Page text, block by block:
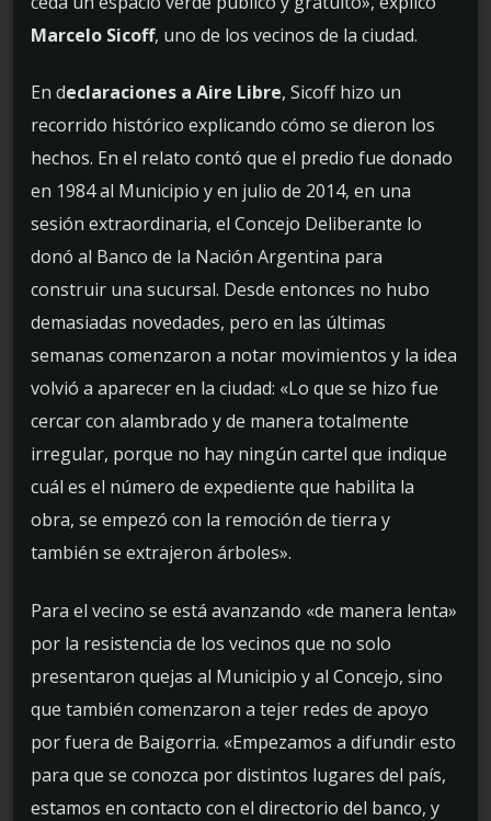
Marcelo Sicoff, uno de los vecinos de la ciudad.
En declaraciones a Aire Libre, Sicoff hizo un
recorrido histórico explicando cómo se dieron los
hechos. En el relato contó que el predio fue donado
en 1984 al Municipio y en julio de 2014, en una
sesión extraordinaria, el Concejo Deliberante lo
donó al Banco de la Nación Argentina para
construir una sucursal. Desde entonces no hubo
demasiadas novedades, pero en las últimas
semanas comenzaron a notar movimientos y la idea
volvió a aparecer en la ciudad: «Lo que se hizo fue
cercar con alambrado y de manera totalmente
irregular, porque no hay ningún cartel que indique
cuál es el número de expediente que habilita la
obra, se empezó con la remoción de tierra y
también se extrajeron árboles».
Para el vecino se está avanzando «de manera lenta»
por la resistencia de los vecinos que no solo
presentaron quejas al Municipio y al Concejo, sino
que también comenzaron a tejer redes de apoyo
por fuera de Baigorria. «Empezamos a difundir esto
para que se conozca por distintos lugares del país,
estamos en contacto con el directorio del banco, y